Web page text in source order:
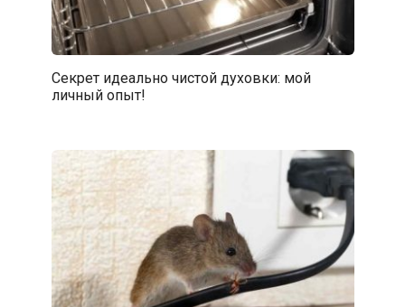
Секрет идеально чистой духовки: мой
личный опыт!